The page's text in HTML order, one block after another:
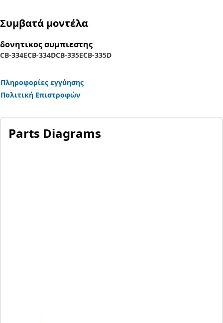
Συμβατά μοντέλα
δονητικος συμπιεστης
CB-334ECB-334DCB-335ECB-335D
Πληροφορίες εγγύησης
Πολιτική Επιστροφών
Parts Diagrams